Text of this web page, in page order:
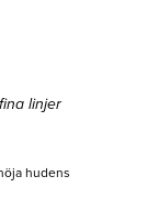
linjer
hudens